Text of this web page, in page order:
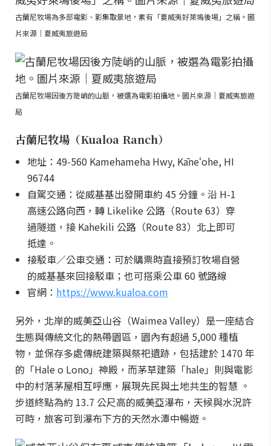
古蘭尼牧場為多部電影、影集取景地，素有「夏威夷好萊塢後場」之稱。圖
片來源｜夏威夷旅遊局
古蘭尼牧場因後方陡峭的山脈，被選為電影拍攝地。圖片來源｜夏威夷旅遊
局
古蘭尼牧場（Kualoa Ranch）
地址：49-560 Kamehameha Hwy, Kāneʻohe, HI
96744
自駕交通：從威基基出發開車約 45 分鐘。沿 H-1
高速公路向西，轉 Likelike 公路（Route 63）穿
過隧道，接 Kahekili 公路（Route 83）北上即可
抵達。
接駁車／公車交通：可於購票時直接預訂牧場自營
的威基基來回接駁車；也可搭乘公車 60 號路線
官網： https://www.kualoa.com
另外，北岸的威美亞山谷（Waimea Valley）是一座結合
生態與傳統文化的熱帶園區，園內有超過 5,000 種植
物，並保存多處傳統建築與祭祀遺跡，包括建於 1470 年
的「Hale o Lono」神殿，而茅草建築「hale」則與電影
中的村落茅屋相互呼應，展現先民與土地共生的智慧 。
步道終點為約 13.7 公尺高的威美亞瀑布，天候與水況許
可時，旅客可到瀑布下方的天然水潭中暢遊。